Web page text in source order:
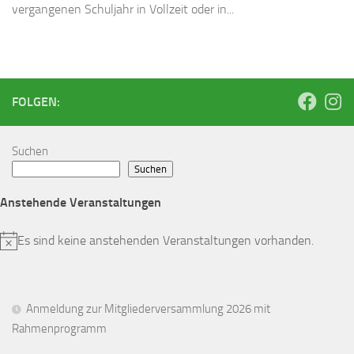
vergangenen Schuljahr in Vollzeit oder in...
FOLGEN:
Suchen
Suchen
Anstehende Veranstaltungen
Hinweis
Es sind keine anstehenden Veranstaltungen vorhanden.
Anmeldung zur Mitgliederversammlung 2026 mit
Rahmenprogramm